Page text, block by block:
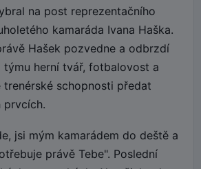
na post reprezentačního
kamaráda Ivana Haška.
Hašek pozvedne a odbrzdí
týmu herní tvář, fotbalovost a
schopnosti předat
prvcích.
jsi mým kamarádem do deště a
právě Tebe". Poslední